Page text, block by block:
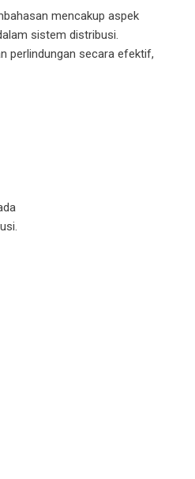
mencakup aspek
sistem distribusi.
perlindungan secara efektif,